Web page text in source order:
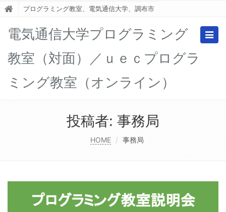
プログラミング教室、電気通信大学、調布市
電気通信大学プログラミング
教室（対面）／ｕｅｃプログラ
ミング教室（オンライン）
投稿者: 事務局
HOME 事務局